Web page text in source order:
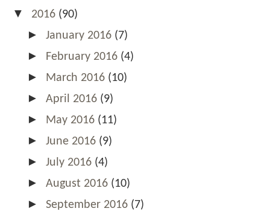
▼ 2016 (90)
► January 2016 (7)
► February 2016 (4)
► March 2016 (10)
► April 2016 (9)
► May 2016 (11)
► June 2016 (9)
► July 2016 (4)
► August 2016 (10)
► September 2016 (7)